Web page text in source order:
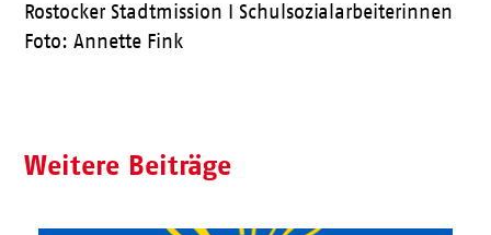
Rostocker Stadtmission I Schulsozialarbeiterinnen
Foto: Annette Fink
Weitere Beiträge